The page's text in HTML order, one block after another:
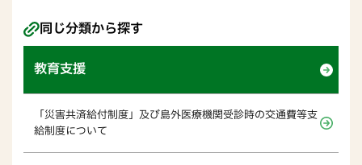
同じ分類から探す
教育支援
「災害共済給付制度」及び島外医療機関受診時の交通費等支
給制度について